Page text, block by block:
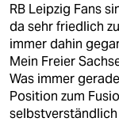
RB Leipzig Fans
da sehr friedlich
immer dahin
Mein Freier
Was immer
Position zum
selbstverständlich